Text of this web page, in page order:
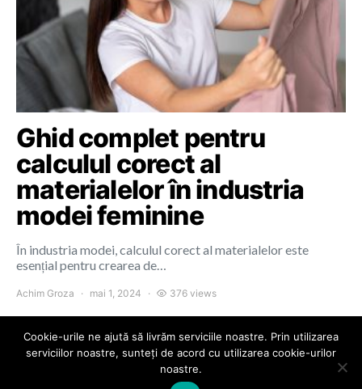
Ghid complet pentru
calculul corect al
materialelor în industria
modei feminine
În industria modei, calculul corect al materialelor este
esențial pentru crearea de…
Achim Groza mai 1, 2024 376 views
Colours of Cluj
Cookie-urile ne ajută să livrăm serviciile noastre. Prin utilizarea
serviciilor noastre, sunteți de acord cu utilizarea cookie-urilor
noastre.